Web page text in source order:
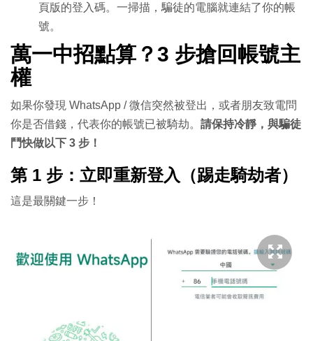
頁版的登入碼。一掃描，騙徒的電腦就連結了你的帳
號。
萬一中招點算？3 步搶回帳號主
權
如果你發現 WhatsApp / 微信突然被登出，或者朋友致電問
你是否借錢，代表你的帳號已被騎劫。 請保持冷靜，與騙徒
鬥快做以下 3 步！
第 1 步：立即重新登入（踢走騎劫者）
這是最關鍵一步！